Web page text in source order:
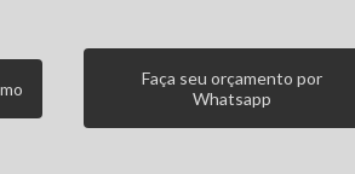
Faça seu orçamento por
Whatsapp